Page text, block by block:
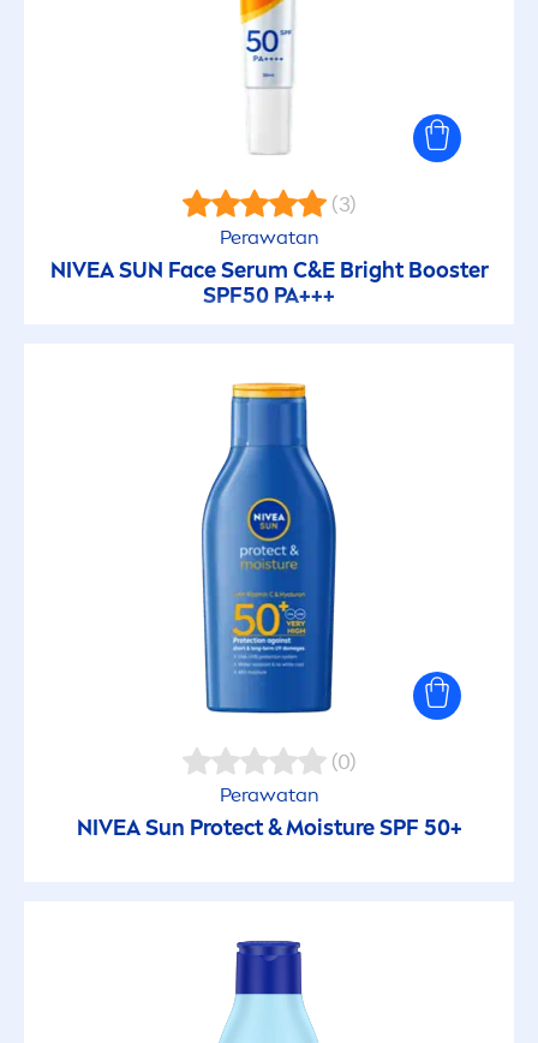
(3)
Perawatan
NIVEA SUN Face Serum C&E Bright Booster
SPF50 PA+++
(0)
Perawatan
NIVEA Sun Protect& Moisture SPF 50+